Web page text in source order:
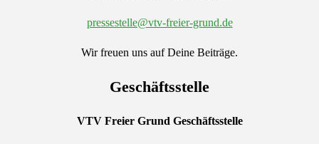
pressestelle@vtv-freier-grund.de
Wir freuen uns auf Deine Beiträge.
Geschäftsstelle
VTV Freier Grund Geschäftsstelle